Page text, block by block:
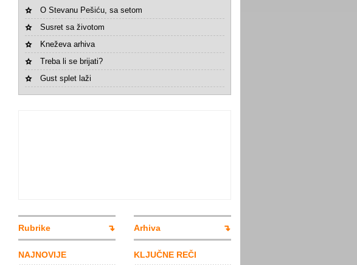
O Stevanu Pešiću, sa setom
Susret sa životom
Kneževa arhiva
Treba li se brijati?
Gust splet laži
Rubrike
NAJNOVIJE
Arhiva
KLJUČNE REČI